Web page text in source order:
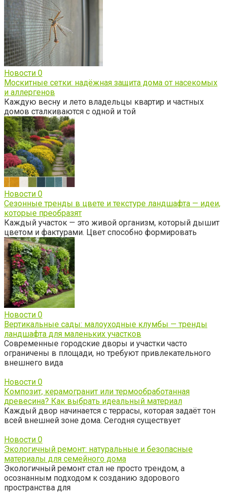
Новости 0
Москитные сетки: надёжная защита дома от насекомых
и аллергенов
Каждую весну и лето владельцы квартир и частных
домов сталкиваются с одной и той
Новости 0
Сезонные тренды в цвете и текстуре ландшафта — идеи,
которые преобразят
Каждый участок — это живой организм, который дышит
цветом и фактурами. Цвет способно формировать
Новости 0
Вертикальные сады: малоуходные клумбы — тренды
ландшафта для маленьких участков
Современные городские дворы и участки часто
ограничены в площади, но требуют привлекательного
внешнего вида
Новости 0
Композит, керамогранит или термообработанная
древесина? Как выбрать идеальный материал
Каждый двор начинается с террасы, которая задаёт тон
всей внешней зоне дома. Сегодня существует
Новости 0
Экологичный ремонт: натуральные и безопасные
материалы для семейного дома
Экологичный ремонт стал не просто трендом, а
осознанным подходом к созданию здорового
пространства для